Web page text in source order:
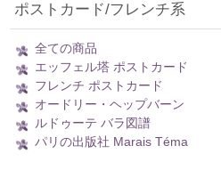
ポストカード/フレンチ系
全ての商品
エッフェル塔 ポストカード
フレンチ ポストカード
オードリー・ヘップバーン
ルドゥーテ バラ図譜
パリの出版社 Marais Téma